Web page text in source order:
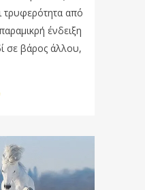
τρυφερότητα από
ένδειξη
σε βάρος άλλου,